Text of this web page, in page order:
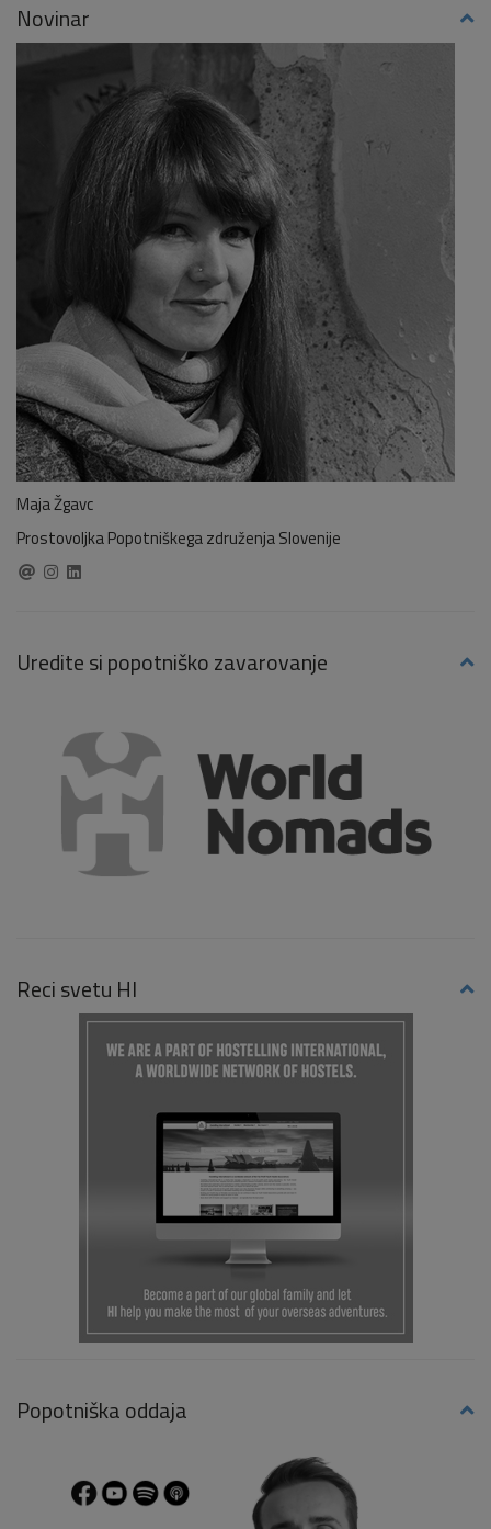
Novinar
Maja Žgavc
Prostovoljka Popotniškega združenja Slovenije
Uredite si popotniško zavarovanje
Reci svetu HI
Popotniška oddaja